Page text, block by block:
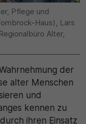
Pflege und
Haus), Lars
Alter,
der
alter Menschen
und
kennen zu
ihren Einsatz